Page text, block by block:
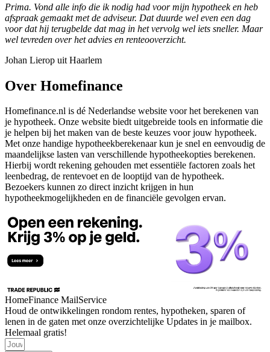
Prima. Vond alle info die ik nodig had voor mijn hypotheek en heb
afspraak gemaakt met de adviseur. Dat duurde wel even een dag
voor dat hij terugbelde dat mag in het vervolg wel iets sneller. Maar
wel tevreden over het advies en renteooverzicht.
Johan Lierop uit Haarlem
Over Homefinance
Homefinance.nl is dé Nederlandse website voor het berekenen van
je hypotheek. Onze website biedt uitgebreide tools en informatie die
je helpen bij het maken van de beste keuzes voor jouw hypotheek.
Met onze handige hypotheekberekenaar kun je snel en eenvoudig de
maandelijkse lasten van verschillende hypotheekopties berekenen.
Hierbij wordt rekening gehouden met essentiële factoren zoals het
leenbedrag, de rentevoet en de looptijd van de hypotheek.
Bezoekers kunnen zo direct inzicht krijgen in hun
hypotheekmogelijkheden en de financiële gevolgen ervan.
HomeFinance MailService
Houd de ontwikkelingen rondom rentes, hypotheken, sparen of
lenen in de gaten met onze overzichtelijke Updates in je mailbox.
Helemaal gratis!